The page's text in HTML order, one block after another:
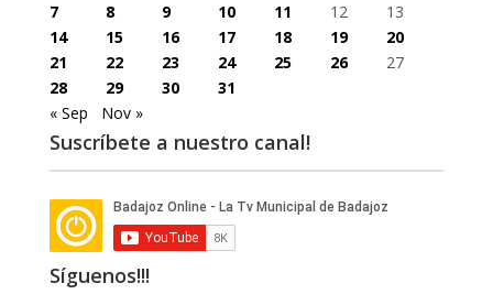
7
8 9 10 11 12
13
14
15 16 17 18 19
20
21
22 23 24 25 26
27
28
29 30
31
« Sep
Nov »
Suscríbete a nuestro canal!
Síguenos!!!